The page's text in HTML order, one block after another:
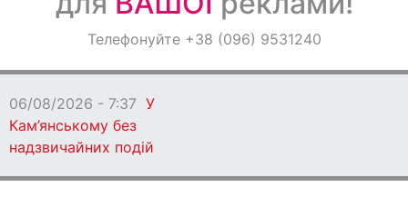
ОголошенняТелефонуйте +38 (096) 9531240
06/08/2026 - 7:37 У
Кам’янському без
надзвичайних подій